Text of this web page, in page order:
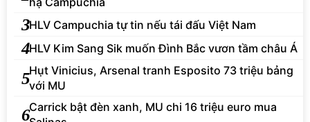
3HLV Campuchia tự tin nếu tái đấu Việt Nam
4HLV Kim Sang Sik muốn Đình Bắc vươn tầm châu Á
5Hụt Vinicius, Arsenal tranh Esposito 73 triệu bảng
với MU
6Carrick bật đèn xanh, MU chi 16 triệu euro mua